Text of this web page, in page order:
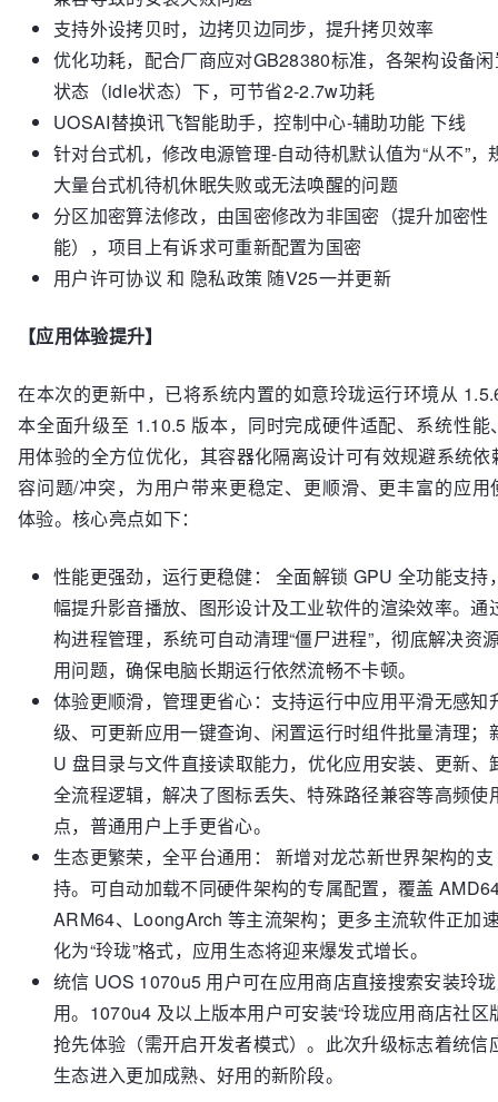
支持外设拷贝时，边拷贝边同步，提升拷贝效率
优化功耗，配合厂商应对GB28380标准，各架构设备
状态（idle状态）下，可节省2-2.7w功耗
UOSAI替换讯飞智能助手，控制中心-辅助功能 下线
针对台式机，修改电源管理-自动待机默认值为“从不”，
大量台式机待机休眠失败或无法唤醒的问题
分区加密算法修改，由国密修改为非国密（提升加密性
能），项目上有诉求可重新配置为国密
用户许可协议 和 隐私政策 随V25一并更新
【应用体验提升】
在本次的更新中，已将系统内置的如意玲珑运行环境从
本全面升级至 1.10.5 版本，同时完成硬件适配、系统性能
用体验的全方位优化，其容器化隔离设计可有效规避系统依
容问题/冲突，为用户带来更稳定、更顺滑、更丰富的应用
体验。核心亮点如下：
性能更强劲，运行更稳健： 全面解锁 GPU 全功能支持
幅提升影音播放、图形设计及工业软件的渲染效率。通
构进程管理，系统可自动清理“僵尸进程”，彻底解决资
用问题，确保电脑长期运行依然流畅不卡顿。
体验更顺滑，管理更省心：支持运行中应用平滑无感知
级、可更新应用一键查询、闲置运行时组件批量清理；
U 盘目录与文件直接读取能力，优化应用安装、更新、
全流程逻辑，解决了图标丢失、特殊路径兼容等高频使
点，普通用户上手更省心。
生态更繁荣，全平台通用： 新增对龙芯新世界架构的支
持。可自动加载不同硬件架构的专属配置，覆盖
ARM64、LoongArch 等主流架构；更多主流软件正加
化为“玲珑”格式，应用生态将迎来爆发式增长。
统信 UOS 1070u5 用户可在应用商店直接搜索安装玲
用。1070u4 及以上版本用户可安装“玲珑应用商店社区
抢先体验（需开启开发者模式）。此次升级标志着统信
生态进入更加成熟、好用的新阶段。